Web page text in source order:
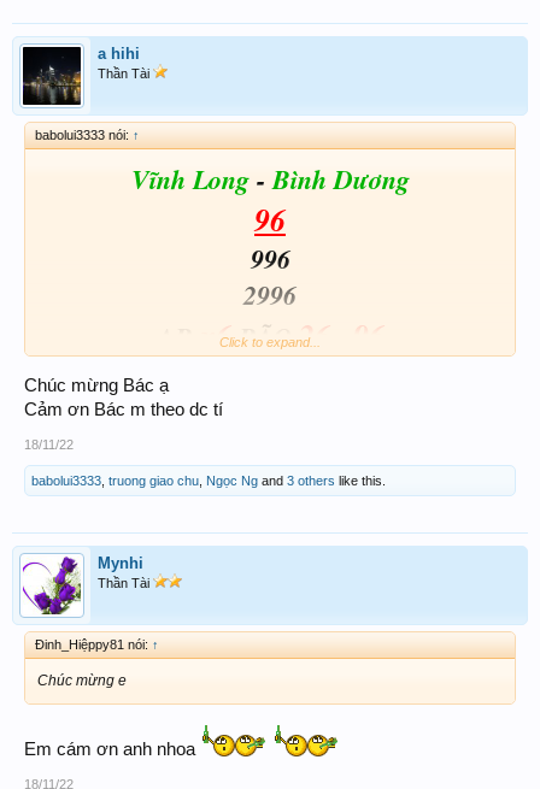
a hihi
Thần Tài
babolui3333 nói: ↑
Vĩnh Long-Bình Dương
96
996
2996
x6BÃO26- 96
Click to expand...
Chúc mừng Bác ạ
Cảm ơn Bác m theo dc tí
18/11/22
babolui3333 truong giao chu Ngọc Ng and 3 others like this.
Mynhi
Thần Tài
Đinh_Hiệppy81 nói: ↑
Chúc mừng e
Em cám ơn anh nhoa
18/11/22